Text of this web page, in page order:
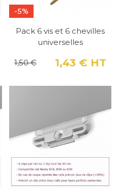
Prix de base
-5%
Pack 6 vis et 6 chevilles
universelles
1,43 € HT
1,50 €